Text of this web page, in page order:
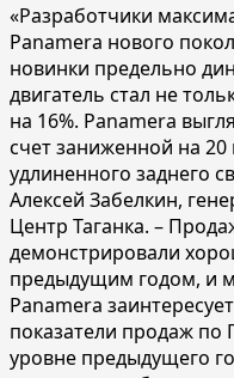
«Разработчики
Panamera нового
новинки предельно
двигатель стал не
на 16%. Panamera
счет заниженной на
удлиненного заднего
Алексей Забелкин,
Центр Таганка. –
демонстрировали
предыдущим годом, и
Panamera
показатели продаж по
уровне предыдущего